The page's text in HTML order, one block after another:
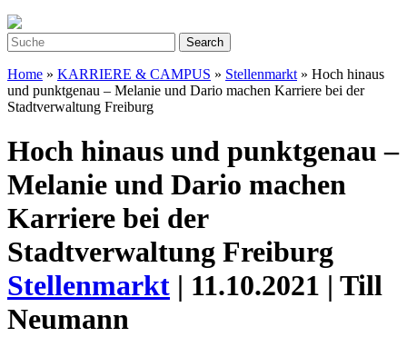
Home » KARRIERE & CAMPUS » Stellenmarkt » Hoch hinaus
und punktgenau – Melanie und Dario machen Karriere bei der
Stadtverwaltung Freiburg
Hoch hinaus und punktgenau –
Melanie und Dario machen
Karriere bei der
Stadtverwaltung Freiburg
Stellenmarkt | 11.10.2021 | Till
Neumann